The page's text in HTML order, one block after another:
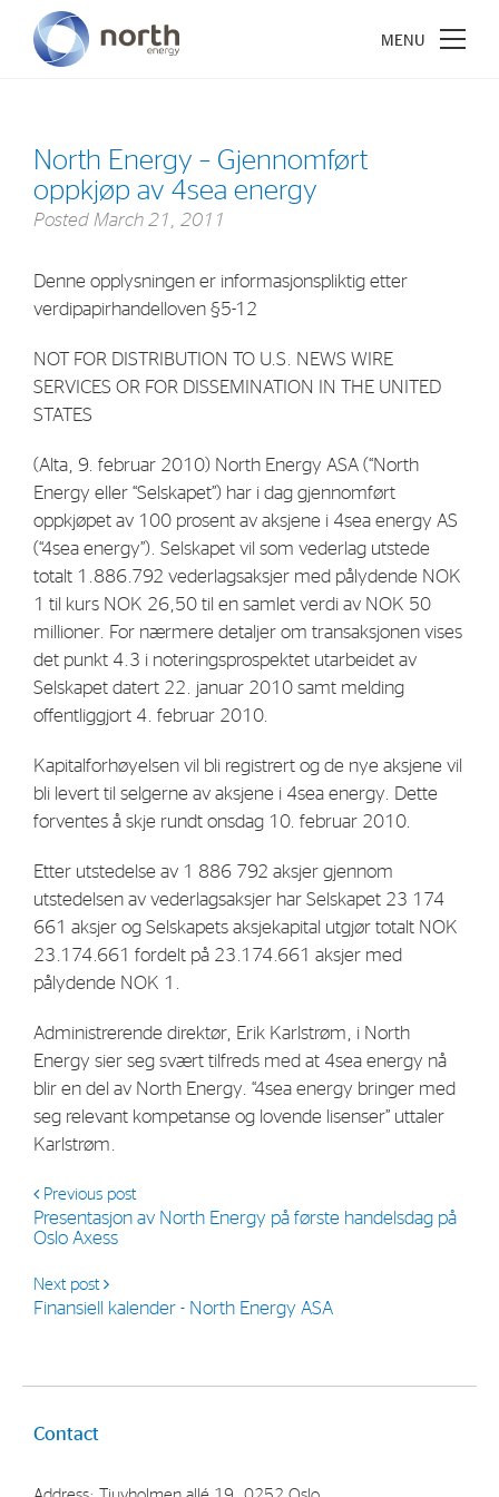
North Energy – Gjennomført
oppkjøp av 4sea energy
Posted March 21, 2011
Denne opplysningen er informasjonspliktig etter
verdipapirhandelloven §5-12
NOT FOR DISTRIBUTION TO U.S. NEWS WIRE
SERVICES OR FOR DISSEMINATION IN THE UNITED
STATES
(Alta, 9. februar 2010) North Energy ASA (“North
Energy eller “Selskapet”) har i dag gjennomført
oppkjøpet av 100 prosent av aksjene i 4sea energy AS
(“4sea energy”). Selskapet vil som vederlag utstede
totalt 1.886.792 vederlagsaksjer med pålydende NOK
1 til kurs NOK 26,50 til en samlet verdi av NOK 50
millioner. For nærmere detaljer om transaksjonen vises
det punkt 4.3 i noteringsprospektet utarbeidet av
Selskapet datert 22. januar 2010 samt melding
offentliggjort 4. februar 2010.
Kapitalforhøyelsen vil bli registrert og de nye aksjene vil
bli levert til selgerne av aksjene i 4sea energy. Dette
forventes å skje rundt onsdag 10. februar 2010.
Etter utstedelse av 1 886 792 aksjer gjennom
utstedelsen av vederlagsaksjer har Selskapet 23 174
661 aksjer og Selskapets aksjekapital utgjør totalt NOK
23.174.661 fordelt på 23.174.661 aksjer med
pålydende NOK 1.
Administrerende direktør, Erik Karlstrøm, i North
Energy sier seg svært tilfreds med at 4sea energy nå
blir en del av North Energy. “4sea energy bringer med
seg relevant kompetanse og lovende lisenser” uttaler
Karlstrøm.
Previous post
Presentasjon av North Energy på første handelsdag på
Oslo Axess
Next post
Finansiell kalender - North Energy ASA
Contact
About North Energy
Company History
Financial Investments
Strategy
Investors
Share Performance
Financial Reports & Calendar
Stock Exchange Releases
Corporate Governance